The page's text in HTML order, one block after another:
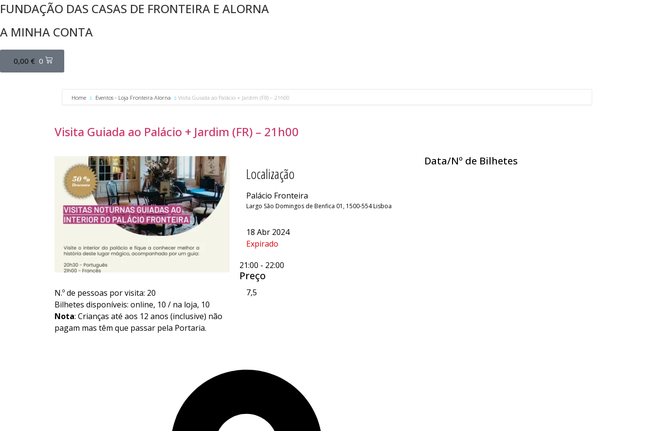
FUNDAÇÃO DAS CASAS DE FRONTEIRA E ALORNA
A MINHA CONTA
0,00 € 0
Home Eventos - Loja Fronteira Alorna Visita Guiada ao Palácio + Jardim (FR) – 21h00
Visita Guiada ao Palácio + Jardim (FR) – 21h00
N.º de pessoas por visita: 20
Bilhetes disponíveis: online, 10 / na loja, 10
Nota: Crianças até aos 12 anos (inclusive) não
pagam mas têm que passar pela Portaria.
Localização
Palácio Fronteira
Largo São Domingos de Benfica 01, 1500-554 Lisboa
18 Abr 2024
Expirado
21:00 - 22:00
Preço
7,5
Data/Nº de Bilhetes